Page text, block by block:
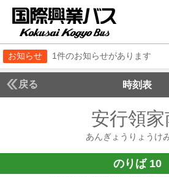
お知らせ 1件のお知らせがあります
戻る 時刻表
安行領家
あんぎょうりょうけ
のりば 10